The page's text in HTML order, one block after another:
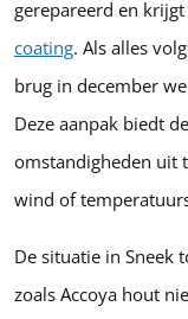
gerepareerd en
coating. Als alles
brug in december
Deze aanpak biedt
omstandigheden uit
wind of
De situatie in Sneek
zoals Accoya hout